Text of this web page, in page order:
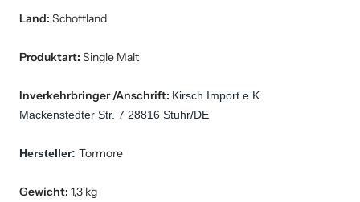
Land: Schottland
Produktart: Single Malt
Inverkehrbringer /Anschrift: Kirsch Import e.K.
Mackenstedter Str. 7 28816 Stuhr/DE
Hersteller: Tormore
Gewicht: 1,3 kg